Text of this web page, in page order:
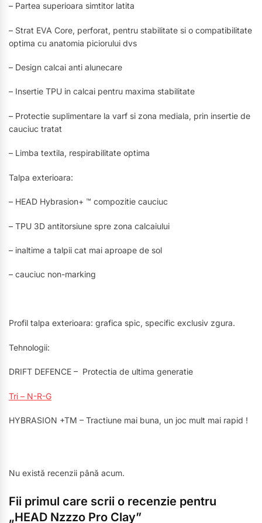
– Partea superioara simtitor latita
– Strat EVA Core, perforat, pentru stabilitate si o compatibilitate
optima cu anatomia piciorului dvs
– Design calcai anti alunecare
– Insertie TPU in calcai pentru maxima stabilitate
– Protectie suplimentare la varf si zona mediala, prin insertie de
cauciuc tratat
– Limba textila, respirabilitate optima
Talpa exterioara:
– HEAD Hybrasion+ ™ compozitie cauciuc
– TPU 3D antitorsiune spre zona calcaiului
– inaltime a talpii cat mai aproape de sol
– cauciuc non-marking
Profil talpa exterioara: grafica spic, specific exclusiv zgura.
Tehnologii:
DRIFT DEFENCE – Protectia de ultima generatie
Tri – N-R-G
HYBRASION +TM – Tractiune mai buna, un joc mult mai rapid !
Nu există recenzii până acum.
Fii primul care scrii o recenzie pentru
„HEAD Nzzzo Pro Clay”